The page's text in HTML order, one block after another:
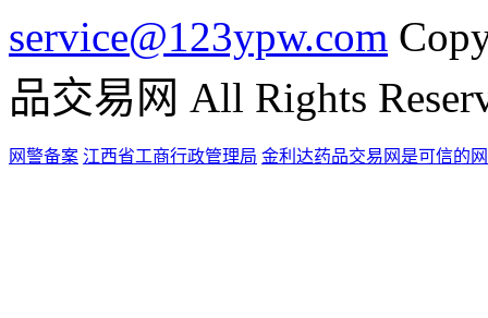
service@123ypw.com
品交易网 All Rights
网警备案 江西省工商行政管理局 金利达药品交易网是可信的